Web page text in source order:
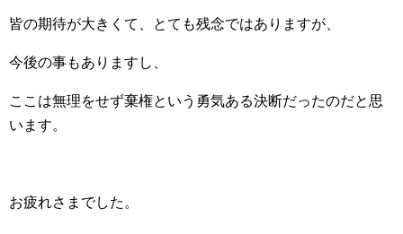
皆の期待が大きくて、とても残念ではありますが、
今後の事もありますし、
ここは無理をせず棄権という勇気ある決断だったのだと思
います。
お疲れさまでした。